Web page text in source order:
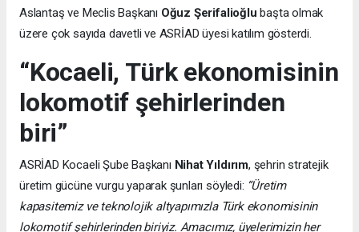
Aslantaş ve Meclis Başkanı Oğuz Şerifalioğlu başta olmak
üzere çok sayıda davetli ve ASRİAD üyesi katılım gösterdi.
“Kocaeli, Türk ekonomisinin
lokomotif şehirlerinden
biri”
ASRİAD Kocaeli Şube Başkanı Nihat Yıldırım, şehrin stratejik
üretim gücüne vurgu yaparak şunları söyledi: “Üretim
kapasitemiz ve teknolojik altyapımızla Türk ekonomisinin
lokomotif şehirlerinden biriyiz. Amacımız, üyelerimizin her